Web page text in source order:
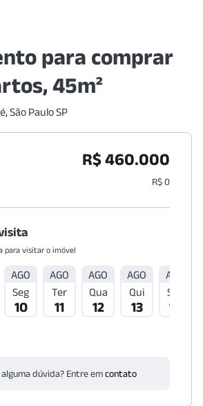
para comprar
45m²
São Paulo SP
R$ 460.000
R$ 0
para visitar o imóvel
AGO
Seg
10
AGO
Ter
11
AGO
Qua
12
AGO
Qui
13
AGO
Sex
14
alguma dúvida? Entre emcontato